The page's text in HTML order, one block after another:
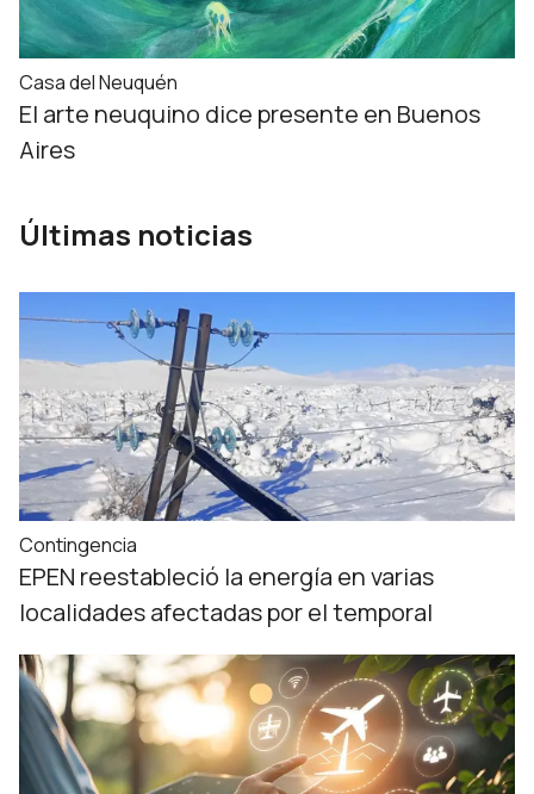
Casa del Neuquén
El arte neuquino dice presente en Buenos
Aires
Últimas noticias
Contingencia
EPEN reestableció la energía en varias
localidades afectadas por el temporal